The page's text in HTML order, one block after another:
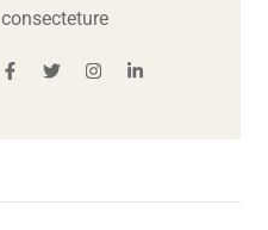
consecteture